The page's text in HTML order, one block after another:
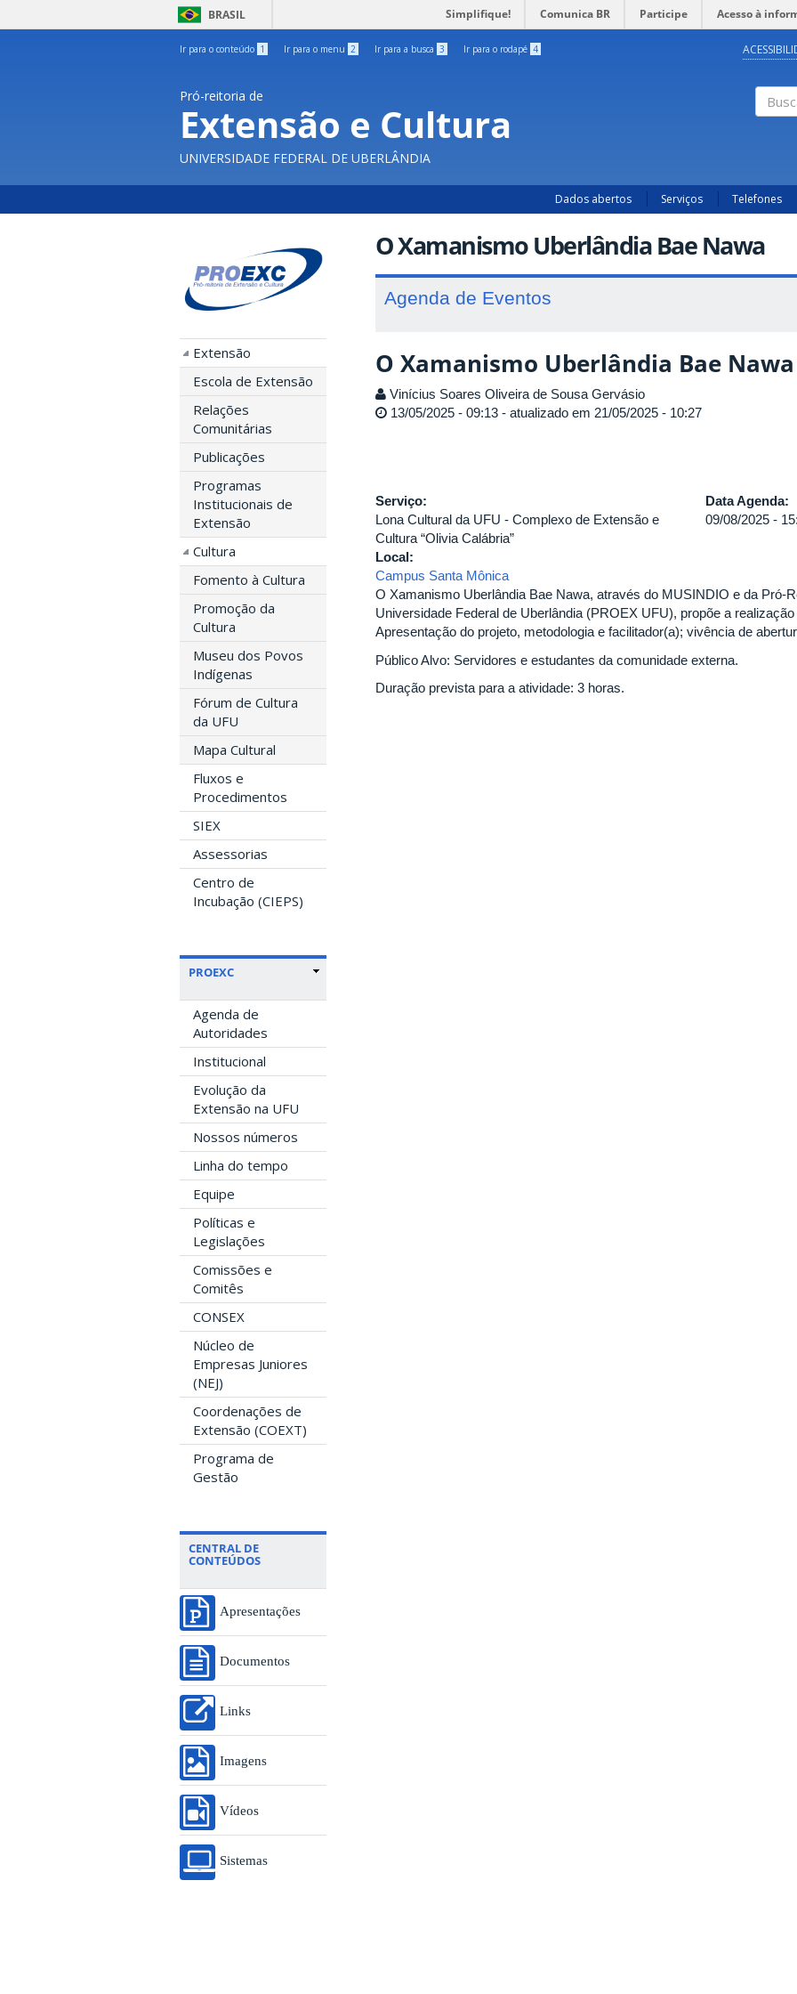
BRASIL Simplifique! Comunica BR Participe Acesso à
Ir para o conteúdo 1 Ir para o menu 2 Ir para a busca 3 Ir para o rodapé 4
Pró-reitoria de
Extensão e Cultura
UNIVERSIDADE FEDERAL DE UBERLÂNDIA
Dados abertos Serviços Telefones
Extensão
Escola de Extensão
Relações
Comunitárias
Publicações
Programas
Institucionais de
Extensão
Cultura
Fomento à Cultura
Promoção da
Cultura
Museu dos Povos
Indígenas
Fórum de Cultura
da UFU
Mapa Cultural
Fluxos e
Procedimentos
SIEX
Assessorias
Centro de
Incubação (CIEPS)
PROEXC
Agenda de
Autoridades
Institucional
Evolução da
Extensão na UFU
Nossos números
Linha do tempo
Equipe
Políticas e
Legislações
Comissões e
Comitês
CONSEX
Núcleo de
Empresas Juniores
(NEJ)
Coordenações de
Extensão (COEXT)
Programa de
Gestão
CENTRAL DE
CONTEÚDOS
Apresentações
Documentos
Links
Imagens
Vídeos
Sistemas
O Xamanismo Uberlândia Bae Nawa
Agenda de Eventos
O Xamanismo Uberlândia Bae Nawa
Vinícius Soares Oliveira de Sousa Gervásio
13/05/2025 - 09:13 - atualizado em 21/05/2025 - 10:27
Serviço:
Lona Cultural da UFU - Complexo de Extensão e
Cultura “Olivia Calábria”
Local:
Campus Santa Mônica
Data Agenda:
09/08/2025 -
O Xamanismo Uberlândia Bae Nawa, através do MUSINDIO e da Pró-
Universidade Federal de Uberlândia (PROEX UFU), propõe a
Apresentação do projeto, metodologia e facilitador(a); vivência de
Público Alvo: Servidores e estudantes da comunidade externa.
Duração prevista para a atividade: 3 horas.